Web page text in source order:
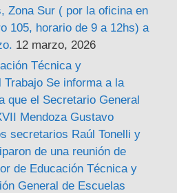
Zona Sur ( por la oficina en
105, horario de 9 a 12hs) a
12 marzo, 2026
Técnica y
Se informa a la
que el Secretario General
Mendoza Gustavo
secretarios Raúl Tonelli y
de una reunión de
de Educación Técnica y
General de Escuelas